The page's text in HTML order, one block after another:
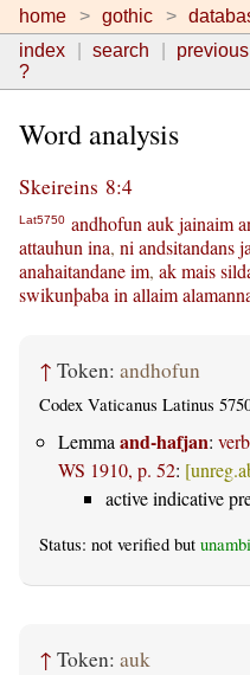
home gothic
index
search previous
?
Word analysis
Skeireins 8:4
Lat5750 andhofun aukjainaim
attauhun ina, ni andsitandans
anahaitandaneim, akmais
swikunþaba in allaim
↑ Token: andhofun
Codex Vaticanus Latinus
Lemma and-hafjan: verb
WS 1910, p. 52:
active indicative
Status: not verified but
↑ Token: auk